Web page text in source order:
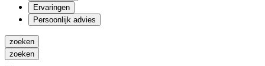
Ervaringen
Persoonlijk advies
zoeken
zoeken